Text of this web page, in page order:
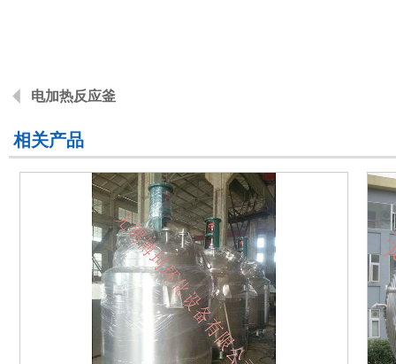
电加热反应釜
相关产品